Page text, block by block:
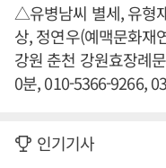
△유병남씨 별세, 유형
상, 정연우(예맥문화재
강원 춘천 강원효장례
0분, 010-5366-9266,
인기기사